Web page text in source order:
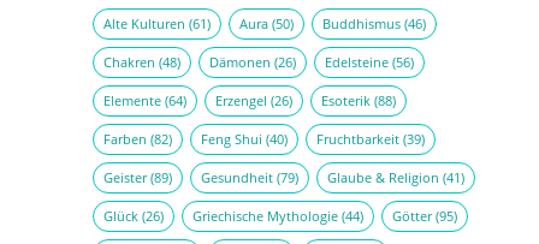
Alte Kulturen (61) Aura(50) Buddhismus(46)
Chakren (48) Dämonen (26) Edelsteine(56)
Elemente(64) Erzengel (26) Esoterik(88)
Farben (82) Feng Shui (40) Fruchtbarkeit(39)
Geister(89) Gesundheit(79) Glaube & Religion (41)
Glück(26) Griechische Mythologie(44) Götter(95)